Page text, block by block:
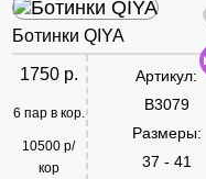
Ботинки QIYA
1750 р.
6 пар в кор.
10500 р/
кор
Артикул:
B3079
Размеры:
37 - 41